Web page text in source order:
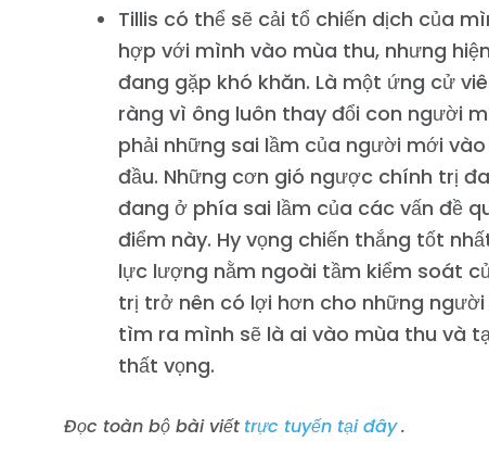
Làm việc với
Nhấn
Bữa tiệc của
Hoạt
Vote
Quyên
Tillis có thể sẽ cải tổ chiến dịch của
hợp với mình vào mùa thu, nhưng
đang gặp khó khăn. Là một ứng cử
ràng vì ông luôn thay đổi con người
phải những sai lầm của người mới
đầu. Những cơn gió ngược chính trị
đang ở phía sai lầm của các vấn đề
điểm này. Hy vọng chiến thắng tốt
lực lượng nằm ngoài tầm kiểm soát
trị trở nên có lợi hơn cho những
tìm ra mình sẽ là ai vào mùa thu và
thất vọng.
Đọc toàn bộ bài viết trực tuyến tại đây.